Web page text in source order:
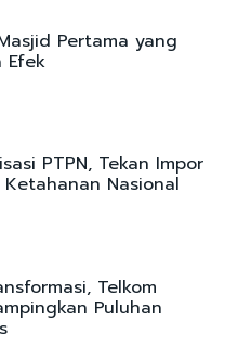
Pertama yang
Efek
PTPN, Tekan Impor
Nasional
Telkom
Puluhan